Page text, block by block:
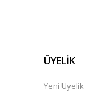
ÜYELİK
Yeni Üyelik